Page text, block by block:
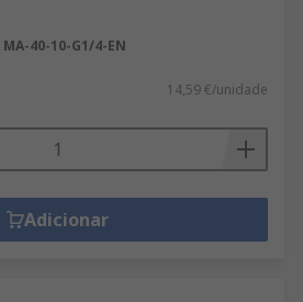
MA-40-10-G1/4-EN
14,59 €/unidade
Adicionar